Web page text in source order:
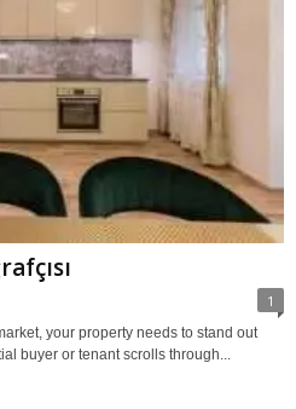
1
your property needs to stand out
buyer or tenant scrolls through...